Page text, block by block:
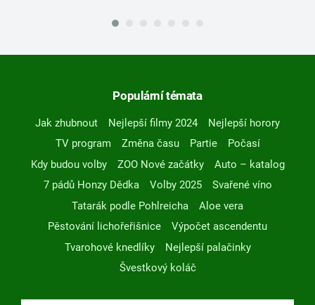
Populární témata
Jak zhubnout Nejlepší filmy 2024
Nejlepší horory
TV program
Změna času Partie
Počasí
Kdy budou volby
ZOO Nové začátky
Auto – katalog
7 pádů Honzy Dědka
Volby 2025
Svařené víno
Tatarák podle Pohlreicha
Aloe vera
Pěstování lichořeřišnice
Výpočet ascendentu
Tvarohové knedlíky
Nejlepší palačinky
Švestkový koláč